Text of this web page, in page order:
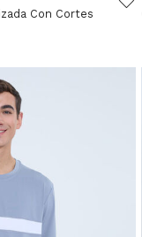
Con Cortes